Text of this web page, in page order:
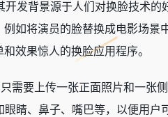
发背景源于人们对换脸技术的
如将演员的脸替换成电影场
效果惊人的换脸应用程序。
需要上传一张正面照片和一张
睛、鼻子、嘴巴等，以便用